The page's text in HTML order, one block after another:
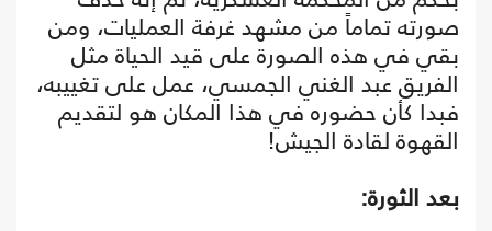
صورته تماماً من مشهد غرفة العمليات، ومن
بقي في هذه الصورة على قيد الحياة مثل
الفريق عبد الغني الجمسي، عمل على تغييبه،
فبدا كأن حضوره في هذا المكان هو لتقديم
القهوة لقادة الجيش!
بعد الثورة: